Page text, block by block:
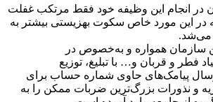
در انجام این وظیفه خود فقط مرتکب غفلت
در این مورد خاص سکوت بهزیستی بیشتر به
می‌شد.
سازمان همواره و به‌خصوص در
فطر و قربان و… با تبلیغ، توزیع
پیامک‌های حاوی شماره حساب برای
و نذورات بزرگ‌ترین ضربات ممکن را به